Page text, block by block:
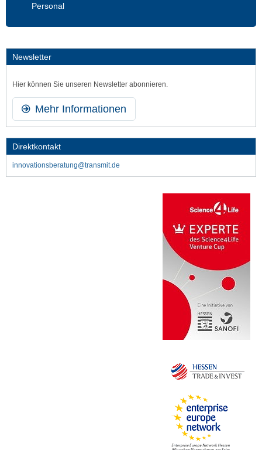
Personal
Newsletter
Hier können Sie unseren Newsletter abonnieren.
Mehr Informationen
Direktkontakt
innovationsberatung@transmit.de